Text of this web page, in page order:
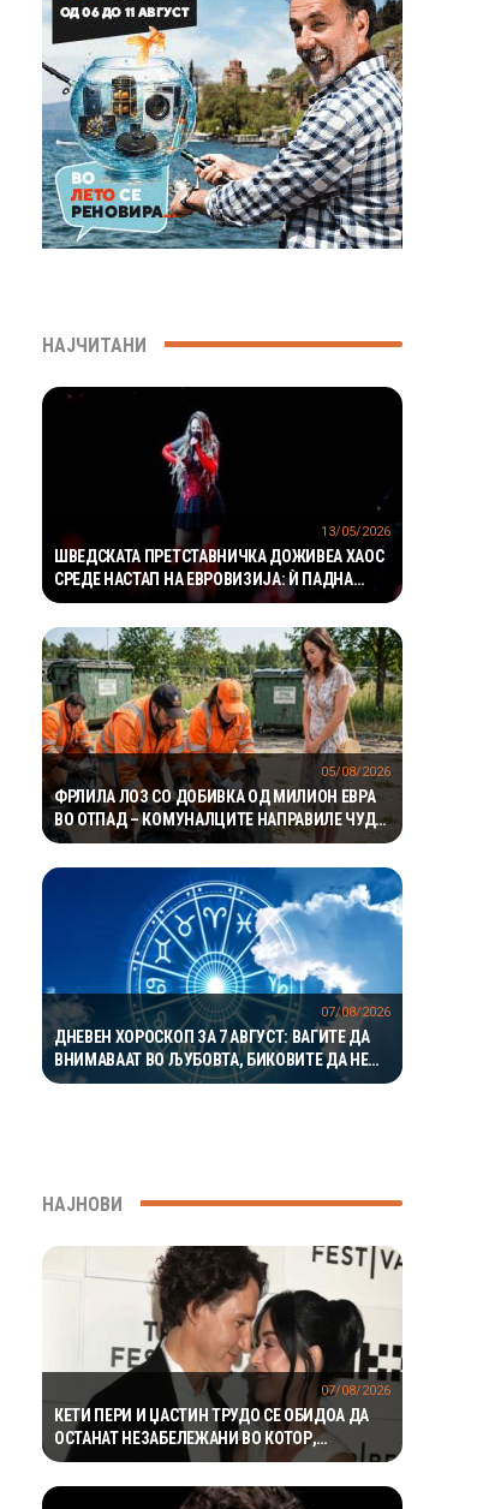
НАЈЧИТАНИ
ШВЕДСКАТА ПРЕТСТАВНИЧКА ДОЖИВЕА ХАОС
СРЕДЕ НАСТАП НА ЕВРОВИЗИЈА: Ѝ ПАДНА
МАСКАТА, А РЕАКЦИЈАТА ЈА ВООДУШЕВИ
ЕВРОПА
13/05/2026
ФРЛИЛА ЛОЗ СО ДОБИВКА ОД МИЛИОН ЕВРА
ВО ОТПАД – КОМУНАЛЦИТЕ НАПРАВИЛЕ ЧУДО
ЗА ДА ГО ПРОНАЈДАТ
05/08/2026
ДНЕВЕН ХОРОСКОП ЗА 7 АВГУСТ: ВАГИТЕ ДА
ВНИМАВААТ ВО ЉУБОВТА, БИКОВИТЕ ДА НЕ
РИЗИКУВААТ НА РАБОТА
07/08/2026
НАЈНОВИ
КЕТИ ПЕРИ И ЏАСТИН ТРУДО СЕ ОБИДОА ДА
ОСТАНАТ НЕЗАБЕЛЕЖАНИ ВО КОТОР,
МЕШТАНИТЕ СО ДУХОВИТИ РЕАКЦИИ: „НИКОЈ
НЕ БИ ГИ ПРЕПОЗНАЛ“
07/08/2026